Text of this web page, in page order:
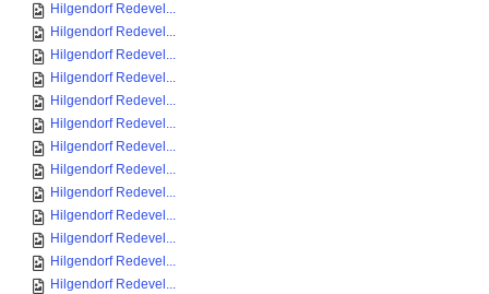
Hilgendorf Redevel...
Hilgendorf Redevel...
Hilgendorf Redevel...
Hilgendorf Redevel...
Hilgendorf Redevel...
Hilgendorf Redevel...
Hilgendorf Redevel...
Hilgendorf Redevel...
Hilgendorf Redevel...
Hilgendorf Redevel...
Hilgendorf Redevel...
Hilgendorf Redevel...
Hilgendorf Redevel...